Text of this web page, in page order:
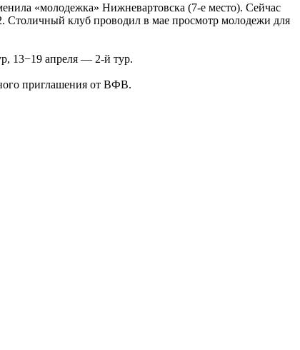
«молодежка» Нижневартовска (7-е место). Сейчас
Столичный клуб проводил в мае просмотр молодежи для
13−19 апреля — 2-й тур.
приглашения от ВФВ.